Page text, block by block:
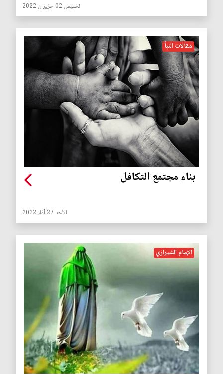
الخميس 02 حزيران 2022
مقالات النبأ
بناء مجتمع التكافل
الأحد 27 آذار 2022
الإمام الشيرازي